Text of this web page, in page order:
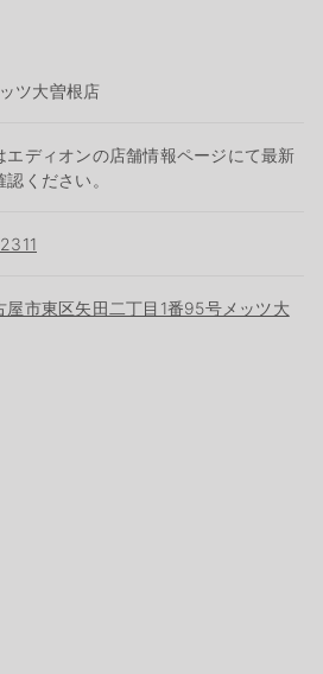
ツ大曽根店
エディオンの店舗情報ページにて最新
ください。
屋市東区矢田二丁目1番95号メッツ大